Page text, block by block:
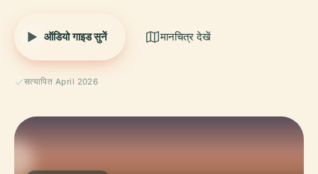
ऑडियो गाइड सुनें मानचित्र देखें
सत्यापित April 2026